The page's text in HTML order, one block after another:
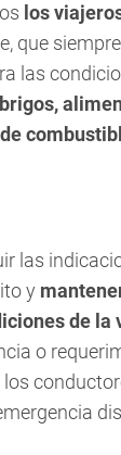
los
que
las
las
y
de la
o